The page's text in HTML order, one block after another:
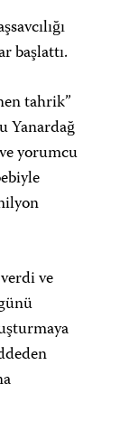
başlattı.
tahrik”
Yanardağ
yorumcu
ve